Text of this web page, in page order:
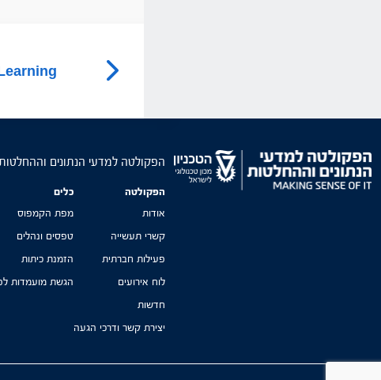
הפקולטה למדעי הנתונים וההחלטות
הפקולטה
אודות
קשרי תעשייה
פעילות חברתית
לוח אירועים
חדשות
יצירת קשר ודרכי הגעה
כלים
מפת הקמפוס
טפסים ונהלים
הזמנת כיתות
הגשת מועמדות